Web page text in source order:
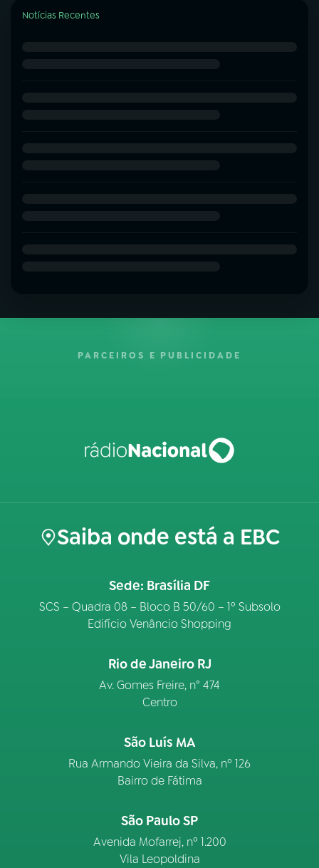
Notícias Recentes
PARCEIROS E PUBLICIDADE
Saiba onde está a EBC
Sede: Brasília DF
SCS – Quadra 08 – Bloco B 50/60 – 1º Subsolo
Edifício Venâncio Shopping
Rio de Janeiro RJ
Av. Gomes Freire, n° 474
Centro
São Luís MA
Rua Armando Vieira da Silva, nº 126
Bairro de Fátima
São Paulo SP
Avenida Mofarrej, nº 1.200
Vila Leopoldina